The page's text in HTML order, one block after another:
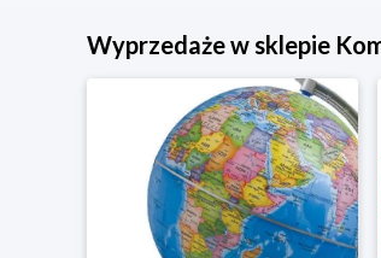
Wyprzedaże w sklepie